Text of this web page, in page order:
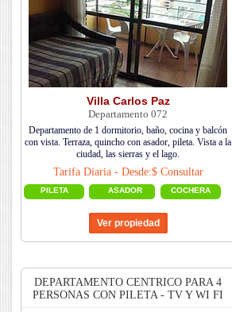
Villa Carlos Paz
Departamento 072
Departamento de 1 dormitorio, baño, cocina y balcón
con vista. Terraza, quincho con asador, pileta. Vista a la
ciudad, las sierras y el lago.
Tarifa Diaria - Desde:$ Consultar
PILETA ASADOR COCHERA
DEPARTAMENTO CENTRICO PARA 4
PERSONAS CON PILETA - TV Y WI FI